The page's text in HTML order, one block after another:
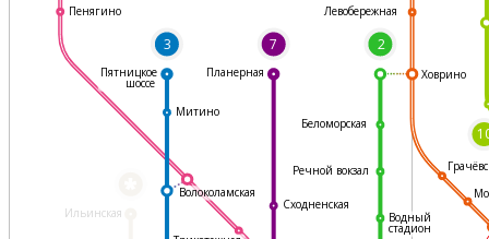
Ильинская
3 7 2
Левобережная
Ховрино
Водный
стадион
Сходненская
Волоколамская
Митино
Пенягино
Пятницкое
шоссе
Планерная
Речной вокзал
Беломорская